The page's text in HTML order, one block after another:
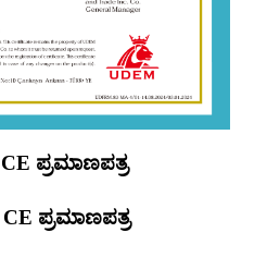
ಪ್ರಮಾಣಪತ್ರ
ಪ್ರಮಾಣಪತ್ರ